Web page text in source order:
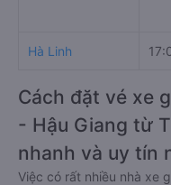
Hà Linh
Cách đặt vé xe
- Hậu Giang từ
nhanh và uy tín
Việc có rất nhiều nhà xe